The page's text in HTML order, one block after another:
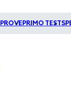
PROVE PRIMO TEST